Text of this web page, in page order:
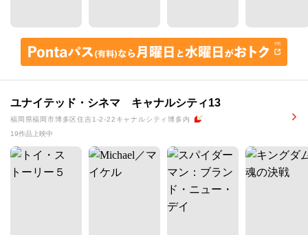
ユナイテッド・シネマ キャナルシティ13
福岡県福岡市博多区住吉1-2-22キャナルシティ博多内
19作品上映中